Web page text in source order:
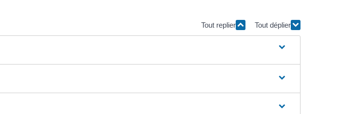
Tout replier
Tout déplier